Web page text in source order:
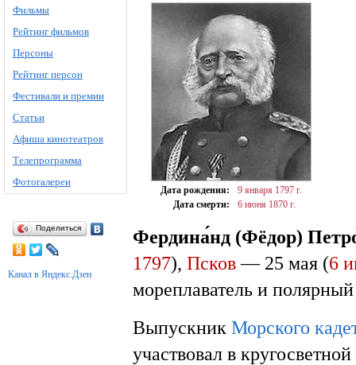
Фильмы
Рейтинг фильмов
Персоны
Рейтинг персон
Фестивали и премии
Статьи
Афиша кинотеатров
Телепрограмма
Фотогалереи
Поделиться
Канал в Яндекс.Дзен
Дата рождения: 9 января 1797 г.
Дата смерти:
6 июня 1870 г.
Фердина́нд (Фёдор)
1797), Псков— 25 мая (6
мореплаватель и
Выпускник Морского
участвовал в